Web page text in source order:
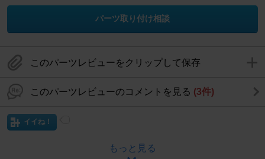
パーツ取り付け相談
このパーツレビューをクリップして保存
このパーツレビューのコメントを見る (3件)
イイね！
もっと見る